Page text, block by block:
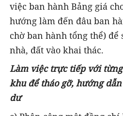
việc ban hành Bảng giá
hướng làm đến đâu ban
chờ ban hành tổng thể) để
nhà, đất vào khai thác.
Làm việc trực tiếp với
khu để tháo gỡ, hướng
dư